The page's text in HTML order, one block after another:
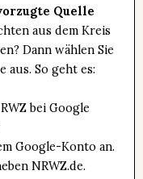
Quelle
aus dem Kreis
Dann wählen Sie
aus. So geht es:
bei Google
Google-Konto an.
NRWZ.de.